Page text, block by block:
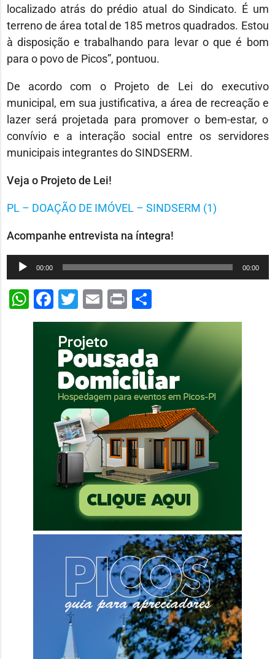
localizado atrás do prédio atual do Sindicato. É um
terreno de área total de 185 metros quadrados. Estou
à disposição e trabalhando para levar o que é bom
para o povo de Picos”, pontuou.
De acordo com o Projeto de Lei do executivo
municipal, em sua justificativa, a área de recreação e
lazer será projetada para promover o bem-estar, o
convívio e a interação social entre os servidores
municipais integrantes do SINDSERM.
Veja o Projeto de Lei!
PL – DOAÇÃO DE IMÓVEL – SINDSERM (1)
Acompanhe entrevista na íntegra!
Tocador
de
áudio
00:00 00:00
WhatsApp
Facebook
Twitter
Email
PrintShare